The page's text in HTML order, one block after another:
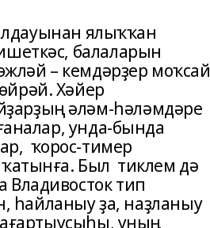
ялыҡҡан
балаларын
– кемдәрҙер моҡсай
Хәйер
әләм-һәләмдәре
унда-бында
ҡорос-тимер
Был тиклем дә
тип
һайланыу ҙа, наҙланыу
ағартыусыһы, уның